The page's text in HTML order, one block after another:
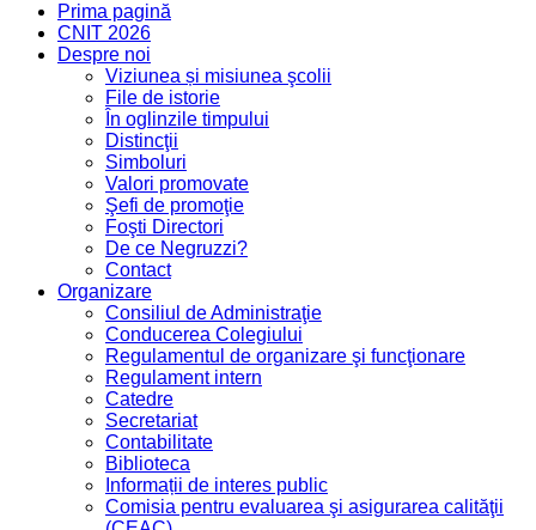
Prima pagină
CNIT 2026
Despre noi
Viziunea și misiunea şcolii
File de istorie
În oglinzile timpului
Distincţii
Simboluri
Valori promovate
Şefi de promoţie
Foşti Directori
De ce Negruzzi?
Contact
Organizare
Consiliul de Administraţie
Conducerea Colegiului
Regulamentul de organizare şi funcţionare
Regulament intern
Catedre
Secretariat
Contabilitate
Biblioteca
Informații de interes public
Comisia pentru evaluarea şi asigurarea calităţii